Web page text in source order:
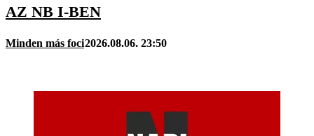
AZ NB I-BEN
Minden más foci2026.08.06. 23:50